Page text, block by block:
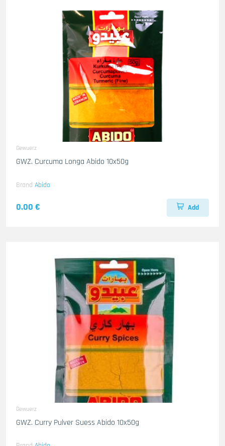
Gewuerz
GWZ. Curcuma Longa Abido 10x50g
Brand Abido
0.00 € Add
Gewuerz
GWZ. Curry Pulver Suess Abido 10x50g